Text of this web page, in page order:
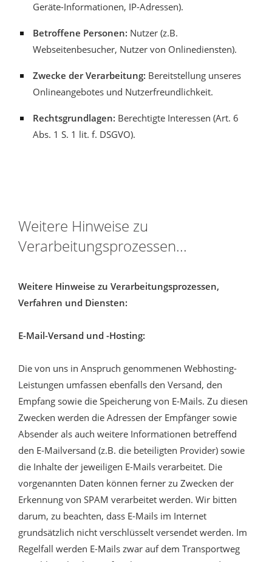
Geräte-Informationen, IP-Adressen).
Betroffene Personen: Nutzer (z.B.
Webseitenbesucher, Nutzer von Onlinediensten).
Zwecke der Verarbeitung: Bereitstellung unseres
Onlineangebotes und Nutzerfreundlichkeit.
Rechtsgrundlagen: Berechtigte Interessen (Art. 6
Abs. 1 S. 1 lit. f. DSGVO).
Weitere Hinweise zu
Verarbeitungsprozessen...
Weitere Hinweise zu Verarbeitungsprozessen,
Verfahren und Diensten:
E-Mail-Versand und -Hosting:
Die von uns in Anspruch genommenen Webhosting-
Leistungen umfassen ebenfalls den Versand, den
Empfang sowie die Speicherung von E-Mails. Zu diesen
Zwecken werden die Adressen der Empfänger sowie
Absender als auch weitere Informationen betreffend
den E-Mailversand (z.B. die beteiligten Provider) sowie
die Inhalte der jeweiligen E-Mails verarbeitet. Die
vorgenannten Daten können ferner zu Zwecken der
Erkennung von SPAM verarbeitet werden. Wir bitten
darum, zu beachten, dass E-Mails im Internet
grundsätzlich nicht verschlüsselt versendet werden. Im
Regelfall werden E-Mails zwar auf dem Transportweg